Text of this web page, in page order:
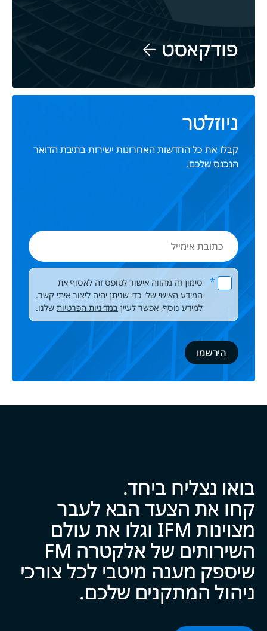
פודקאסט
ניוזלטר
קבלו את כל החדשות האחרונות ישירות בתיבת הדואר
הנכנס שלכם.
כתובת
אימייל
Please leave this field empty.
*
סימון זה מהווה אישור לטופס זה לאסוף את
המידע האישי שלי כדי שניתן יהיה ליצור איתי קשר.
למידע נוסף, אפשר לעיין במדיניות הפרטיות שלנו.
בואו נצליח ביח‍‍ד.
קחו את הצעד הבא לעבר
מצוינות IFM וגלו את עולם
השירותים של אלקטרה FM
שיספק מענה מיטבי לכל צ‍‍ו‍‍רכי
ניהול המתקנים של‍‍כם.